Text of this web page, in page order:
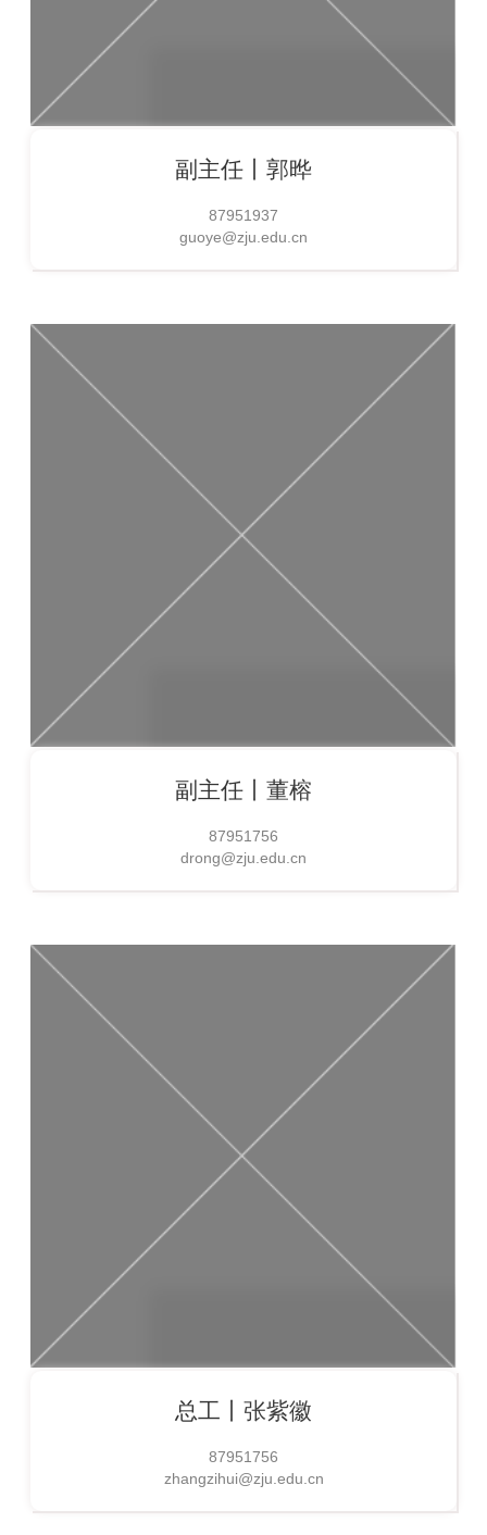
副主任丨 郭晔
87951937
guoye@zju.edu.cn
副主任丨 董榕
87951756
drong@zju.edu.cn
总工丨 张紫徽
87951756
zhangzihui@zju.edu.cn